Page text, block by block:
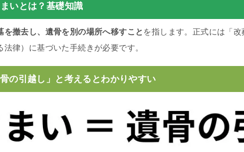
いとは？基礎知識
を撤去し、遺骨を別の場所へ移すこと を指します。正式には「
律）に基づいた手続きが必要です。
の引越し」と考えるとわかりやすい